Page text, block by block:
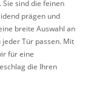
sind die feinen
prägen und
breite Auswahl an
Tür passen. Mit
für eine
die Ihren